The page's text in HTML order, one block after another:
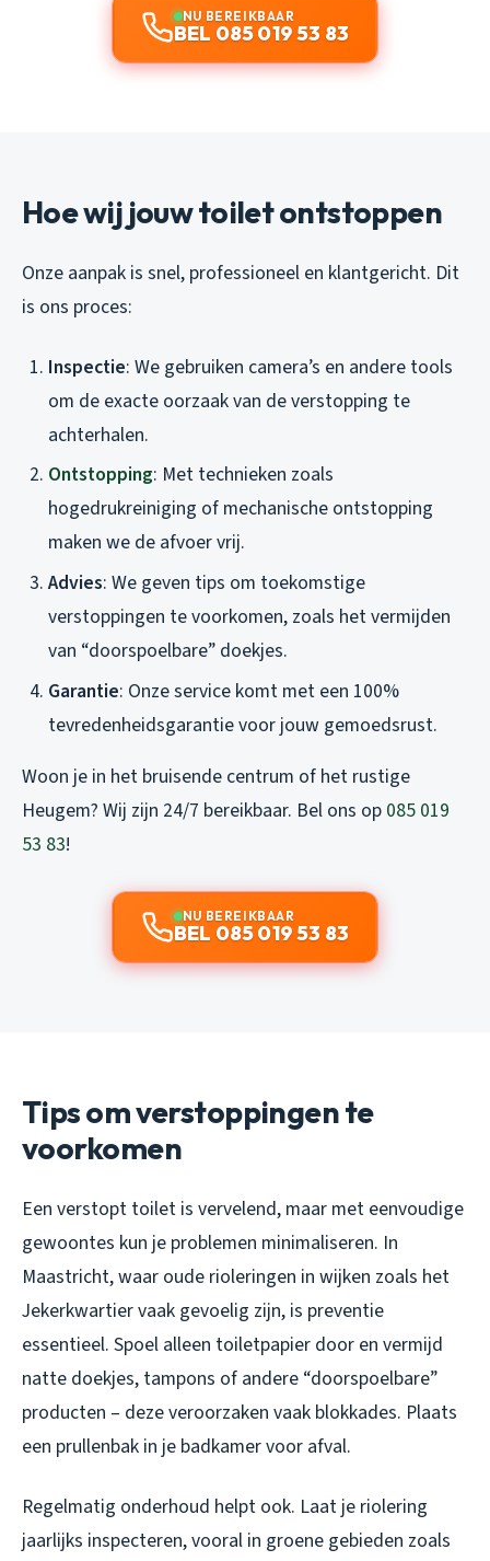
NU BEREIKBAAR
BEL 085 019 53 83
Hoe wij jouw toilet ontstoppen
Onze aanpak is snel, professioneel en klantgericht. Dit
is ons proces:
Inspectie: We gebruiken camera’s en andere tools
om de exacte oorzaak van de verstopping te
achterhalen.
Ontstopping: Met technieken zoals
hogedrukreiniging of mechanische ontstopping
maken we de afvoer vrij.
Advies: We geven tips om toekomstige
verstoppingen te voorkomen, zoals het vermijden
van “doorspoelbare” doekjes.
Garantie: Onze service komt met een 100%
tevredenheidsgarantie voor jouw gemoedsrust.
Woon je in het bruisende centrum of het rustige
Heugem? Wij zijn 24/7 bereikbaar. Bel ons op 085 019
53 83!
NU BEREIKBAAR
BEL 085 019 53 83
Tips om verstoppingen te
voorkomen
Een verstopt toilet is vervelend, maar met eenvoudige
gewoontes kun je problemen minimaliseren. In
Maastricht, waar oude rioleringen in wijken zoals het
Jekerkwartier vaak gevoelig zijn, is preventie
essentieel. Spoel alleen toiletpapier door en vermijd
natte doekjes, tampons of andere “doorspoelbare”
producten – deze veroorzaken vaak blokkades. Plaats
een prullenbak in je badkamer voor afval.
Regelmatig onderhoud helpt ook. Laat je riolering
jaarlijks inspecteren, vooral in groene gebieden zoals